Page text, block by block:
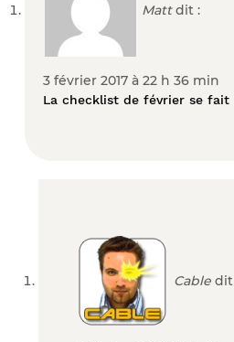
Matt dit :
3 février 2017 à 22 h 36 min
La checklist de février se fait
Cable dit